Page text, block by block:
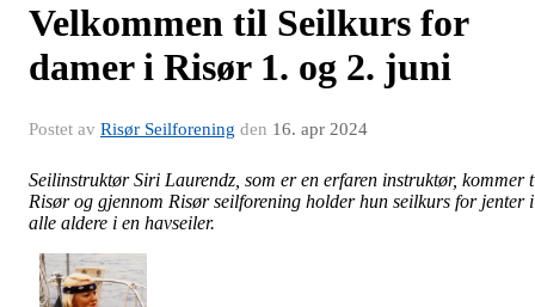
Velkommen til Seilkurs for
damer i Risør 1. og 2. juni
Postet av Risør Seilforening den 16. apr 2024
Seilinstruktør Siri Laurendz, som er en erfaren instruktør, kommer
Risør og gjennom Risør seilforening holder hun seilkurs for jenter i
alle aldere i en havseiler.